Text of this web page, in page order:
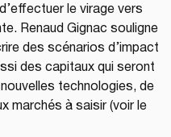
le virage vers
Renaud Gignac souligne
des scénarios d’impact
des capitaux qui seront
technologies, de
marchés à saisir (voir le